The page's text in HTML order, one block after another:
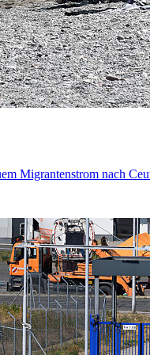
Migrantenstrom nach